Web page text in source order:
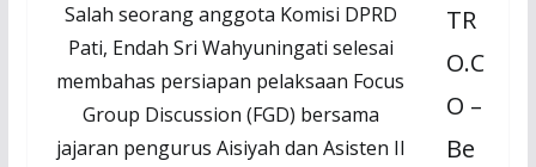
Salah seorang anggota Komisi DPRD
Pati, Endah Sri Wahyuningati selesai
membahas persiapan pelaksaan Focus
Group Discussion (FGD) bersama
jajaran pengurus Aisiyah dan Asisten II
TR
O.C
O –
Be